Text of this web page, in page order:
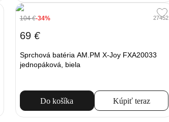
104€-34% 27452
69 €
Sprchová batéria AM.PM X-Joy FXA20033
jednopáková, biela
Do košíka Kúpiť teraz